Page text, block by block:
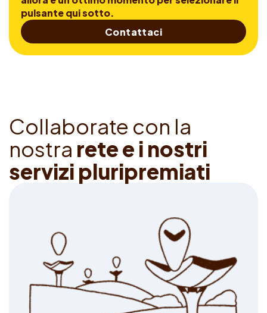
pulsante qui sotto.
Contattaci
Collaborate con la
nostra retee i nostri
servizi pluripremiati